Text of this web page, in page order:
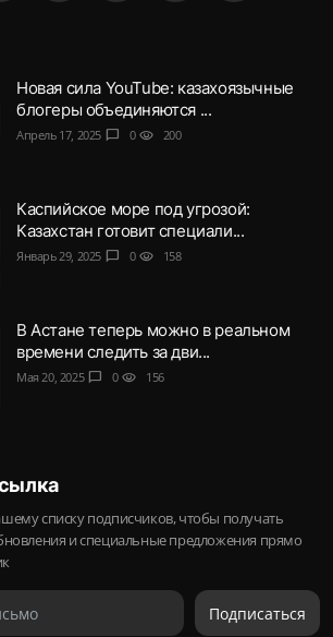
Новая сила YouTube: казахоязычные
блогеры объединяются ...
Апрель 17, 2025 chat_bubble 0 visibility 200
Каспийское море под угрозой:
Казахстан готовит специали...
Январь 29, 2025 chat_bubble 0 visibility 158
В Астане теперь можно в реальном
времени следить за дви...
Мая 20, 2025 chat_bubble 0 visibility 156
списку подписчиков, чтобы получать
и специальные предложения прямо
Подписаться